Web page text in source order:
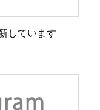
しています